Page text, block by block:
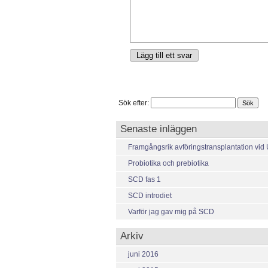
Sök efter:
Senaste inläggen
Framgångsrik avföringstransplantation vid
Probiotika och prebiotika
SCD fas 1
SCD introdiet
Varför jag gav mig på SCD
Arkiv
juni 2016